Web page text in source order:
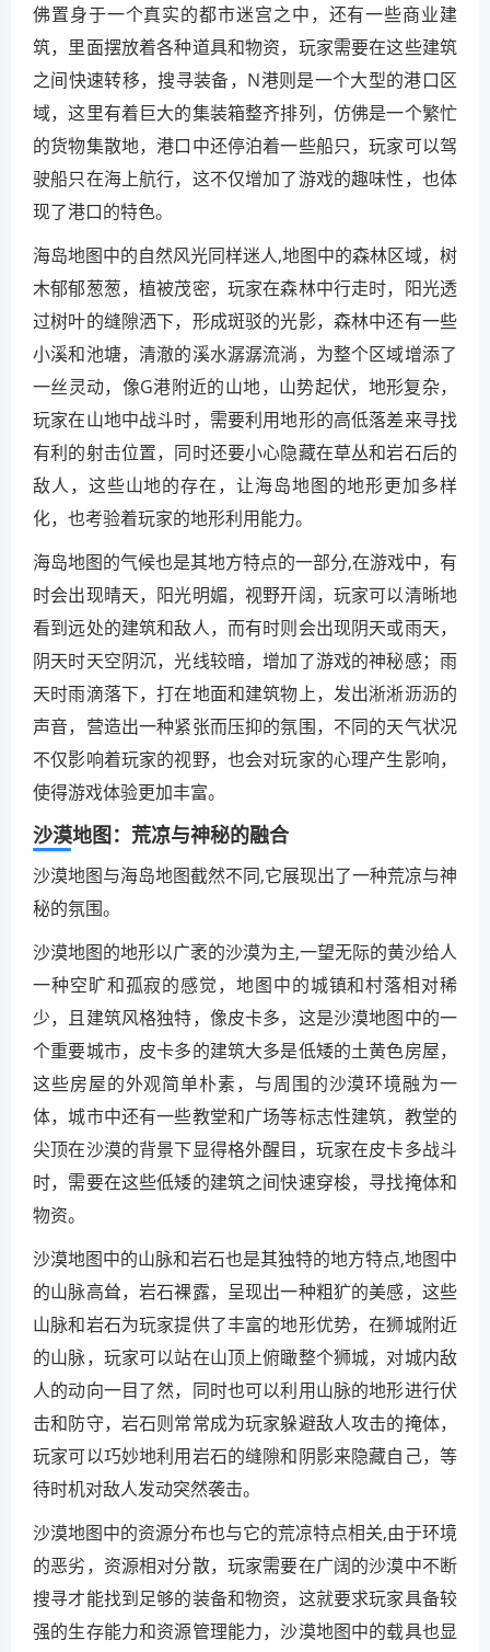
佛置身于一个真实的都市迷宫之中，还有一些商业建
筑，里面摆放着各种道具和物资，玩家需要在这些建筑
之间快速转移，搜寻装备，N港则是一个大型的港口区
域，这里有着巨大的集装箱整齐排列，仿佛是一个繁忙
的货物集散地，港口中还停泊着一些船只，玩家可以驾
驶船只在海上航行，这不仅增加了游戏的趣味性，也体
现了港口的特色。
海岛地图中的自然风光同样迷人,地图中的森林区域，树
木郁郁葱葱，植被茂密，玩家在森林中行走时，阳光透
过树叶的缝隙洒下，形成斑驳的光影，森林中还有一些
小溪和池塘，清澈的溪水潺潺流淌，为整个区域增添了
一丝灵动，像G港附近的山地，山势起伏，地形复杂，
玩家在山地中战斗时，需要利用地形的高低落差来寻找
有利的射击位置，同时还要小心隐藏在草丛和岩石后的
敌人，这些山地的存在，让海岛地图的地形更加多样
化，也考验着玩家的地形利用能力。
海岛地图的气候也是其地方特点的一部分,在游戏中，有
时会出现晴天，阳光明媚，视野开阔，玩家可以清晰地
看到远处的建筑和敌人，而有时则会出现阴天或雨天，
阴天时天空阴沉，光线较暗，增加了游戏的神秘感；雨
天时雨滴落下，打在地面和建筑物上，发出淅淅沥沥的
声音，营造出一种紧张而压抑的氛围，不同的天气状况
不仅影响着玩家的视野，也会对玩家的心理产生影响，
使得游戏体验更加丰富。
沙漠地图：荒凉与神秘的融合
沙漠地图与海岛地图截然不同,它展现出了一种荒凉与神
秘的氛围。
沙漠地图的地形以广袤的沙漠为主,一望无际的黄沙给人
一种空旷和孤寂的感觉，地图中的城镇和村落相对稀
少，且建筑风格独特，像皮卡多，这是沙漠地图中的一
个重要城市，皮卡多的建筑大多是低矮的土黄色房屋，
这些房屋的外观简单朴素，与周围的沙漠环境融为一
体，城市中还有一些教堂和广场等标志性建筑，教堂的
尖顶在沙漠的背景下显得格外醒目，玩家在皮卡多战斗
时，需要在这些低矮的建筑之间快速穿梭，寻找掩体和
物资。
沙漠地图中的山脉和岩石也是其独特的地方特点,地图中
的山脉高耸，岩石裸露，呈现出一种粗犷的美感，这些
山脉和岩石为玩家提供了丰富的地形优势，在狮城附近
的山脉，玩家可以站在山顶上俯瞰整个狮城，对城内敌
人的动向一目了然，同时也可以利用山脉的地形进行伏
击和防守，岩石则常常成为玩家躲避敌人攻击的掩体，
玩家可以巧妙地利用岩石的缝隙和阴影来隐藏自己，等
待时机对敌人发动突然袭击。
沙漠地图中的资源分布也与它的荒凉特点相关,由于环境
的恶劣，资源相对分散，玩家需要在广阔的沙漠中不断
搜寻才能找到足够的装备和物资，这就要求玩家具备较
强的生存能力和资源管理能力，沙漠地图中的载具也显